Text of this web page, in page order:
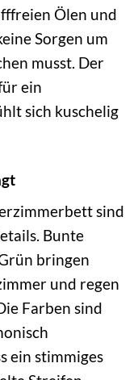
Ölen und
Sorgen um
musst. Der
ein
sich kuschelig
sind
Bunte
bringen
und regen
Farben sind
ein stimmiges